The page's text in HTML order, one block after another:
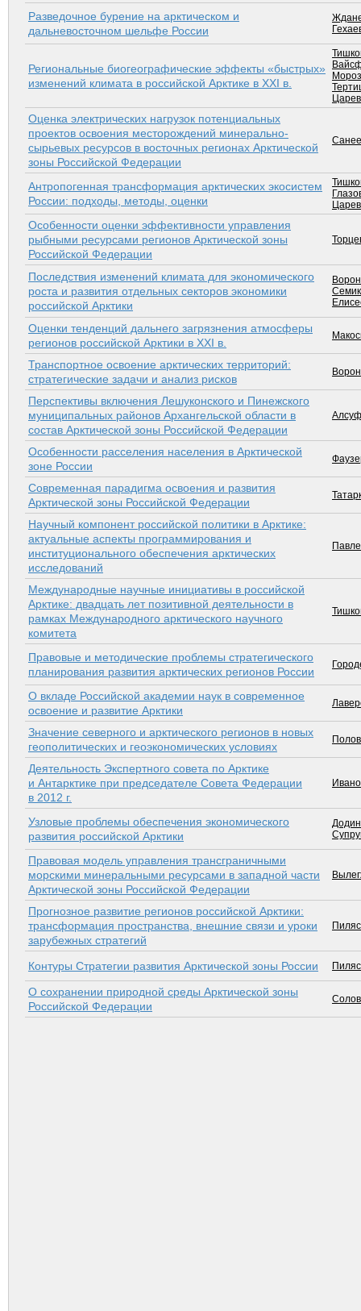
Разведочное бурение на арктическом и
дальневосточном шельфе России
Региональные биогеографические эффекты «быстрых»
изменений климата в российской Арктике в ХХI в.
Оценка электрических нагрузок потенциальных
проектов освоения месторождений минерально-
сырьевых ресурсов в восточных регионах Арктической
зоны Российской Федерации
Антропогенная трансформация арктических экосистем
России: подходы, методы, оценки
Особенности оценки эффективности управления
рыбными ресурсами регионов Арктической зоны
Российской Федерации
Последствия изменений климата для экономического
роста и развития отдельных секторов экономики
российской Арктики
Оценки тенденций дальнего загрязнения атмосферы
регионов российской Арктики в ХХI в.
Транспортное освоение арктических территорий:
стратегические задачи и анализ рисков
Перспективы включения Лешуконского и Пинежского
муниципальных районов Архангельской области в
состав Арктической зоны Российской Федерации
Особенности расселения населения в Арктической
зоне России
Современная парадигма освоения и развития
Арктической зоны Российской Федерации
Научный компонент российской политики в Арктике:
актуальные аспекты программирования и
институционального обеспечения арктических
исследований
Международные научные инициативы в российской
Арктике: двадцать лет позитивной деятельности в
рамках Международного арктического научного
комитета
Правовые и методические проблемы стратегического
планирования развития арктических регионов России
О вкладе Российской академии наук в современное
освоение и развитие Арктики
Значение северного и арктического регионов в новых
геополитических и геоэкономических условиях
Деятельность Экспертного совета по Арктике
и Антарктике при председателе Совета Федерации
в 2012 г.
Узловые проблемы обеспечения экономического
развития российской Арктики
Правовая модель управления трансграничными
морскими минеральными ресурсами в западной части
Арктической зоны Российской Федерации
Прогнозное развитие регионов российской Арктики:
трансформация пространства, внешние связи и уроки
зарубежных стратегий
Контуры Стратегии развития Арктической зоны России
О сохранении природной среды Арктической зоны
Российской Федерации